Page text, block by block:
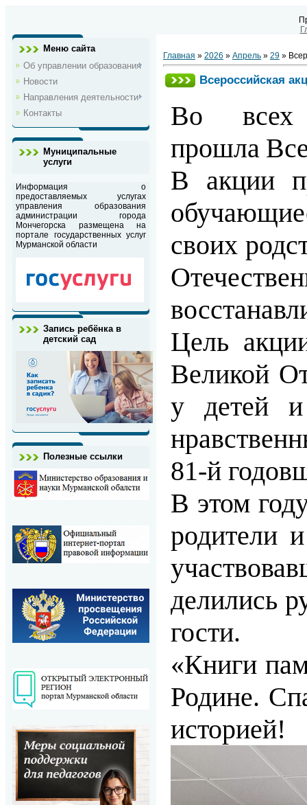
Меню сайта
Об управлении образования
Новости
Направления деятельности
Контакты
Муниципальные
услуги
Информация о
предоставляемых услугах
управления образования
администрации города
Мончегорска размещена на
портале государственных услуг
Мурманской области
Запись ребёнка в
детский сад
Полезные ссылки
Главная » 2026 » Апрель » 29 »
Всероссийская
Во
прошла
В акции
своих
Цель
Великой
у детей и
81-й
В этом
родители
делились
гости.
«Книги
Родине.
историей!